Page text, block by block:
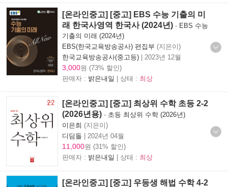
[온라인중고] [중고] EBS 수능 기출의 미
래 한국사영역 한국사 (2024년) - EBS 수능
기출의 미래 (2024년)
EBS(한국교육방송공사) 편집부 (지은이)
한국교육방송공사(중고등) | 2023년 12월
3,000원 (73% 할인)
판매자 : 밝은내일 | 상태 : 최상
[온라인중고] [중고] 최상위 수학 초등 2-2
(2026년용) - 초등 최상위 수학 (2026년)
이은희 (지은이)
디딤돌 | 2024년 04월
11,000원 (31% 할인)
판매자 : 밝은내일 | 상태 : 최상
[온라인중고] [중고] 우등생 해법 수학 4-2